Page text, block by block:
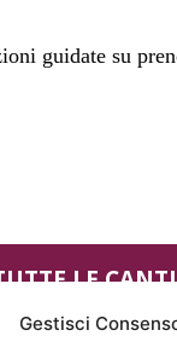
Gestisci
guidate su
LE